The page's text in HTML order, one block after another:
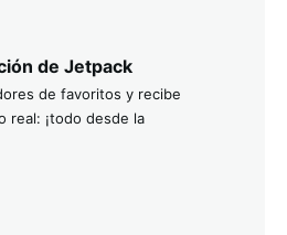
de Jetpack
de favoritos y recibe
real: ¡todo desde la